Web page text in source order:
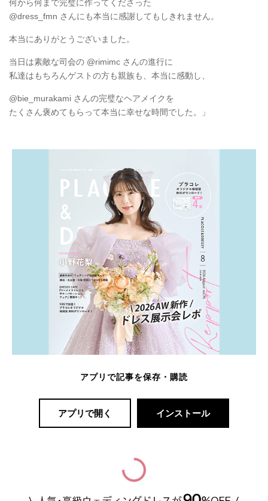
何から何まで完璧に作ってくださった
@dress_fmn さんにも本当に感謝してもしきれません。
本当にありがとうございました。
当日は素敵な司会の @rimimc さんの進行に
私達はもちろんゲストの方も親族も、本当に感動し、
@bie_murakami さんの完璧なヘアメイクを
たくさん褒めてもらって本当に幸せな時間でした。」
アプリで記事を保存・購読
アプリで開く インストール